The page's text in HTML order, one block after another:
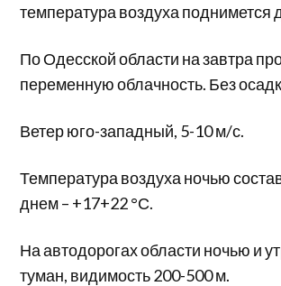
температура воздуха поднимется
По Одесской области на завтра
переменную облачность. Без
Ветер юго-западный, 5-10 м/с.
Температура воздуха ночью
днем – +17+22 °С.
На автодорогах области ночью и
туман, видимость 200-500 м.